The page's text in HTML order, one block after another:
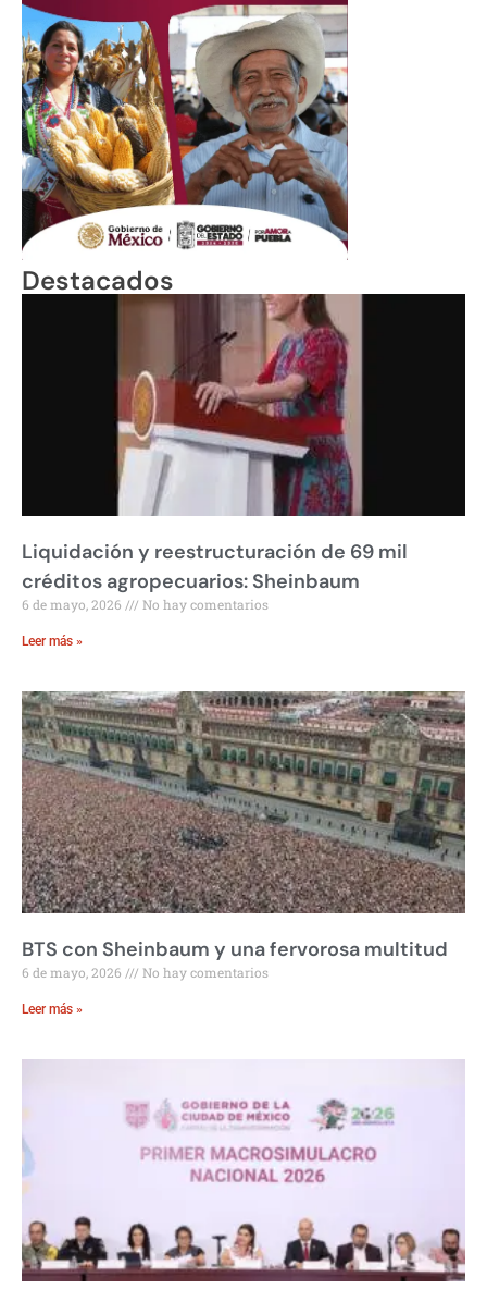
Destacados
Liquidación y reestructuración de 69 mil
créditos agropecuarios: Sheinbaum
6 de mayo, 2026 No hay comentarios
Leer más »
BTS con Sheinbaum y una fervorosa multitud
6 de mayo, 2026 No hay comentarios
Leer más »